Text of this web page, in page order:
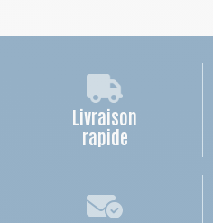
Livraison
rapide